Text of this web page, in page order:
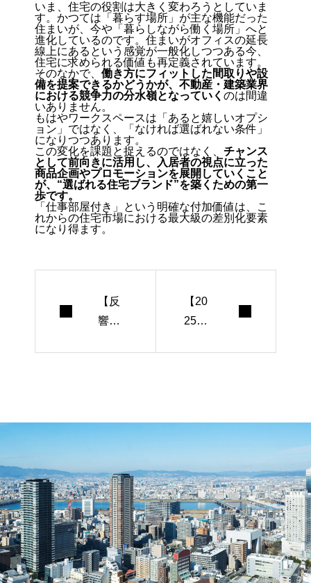
いま、住宅の役割は大きく変わろうとしていま
す。かつては「暮らす場所」が主な機能だった
住まいが、今や「暮らしながら働く場所」へと
進化しているのです。住まいがオフィスの延長
線上にあるという感覚が一般化しつつある今、
住宅に求められる価値も再定義されています。
そのなかで、 働き方にフィットした間取りや設
備を提案できるかどうかが、不動産・建築業界
における競争力の分水嶺となっていく のは間違
いありません。
もはやワークスペースは「あると嬉しいオプシ
ョン」ではなく、「なければ選ばれない条件」
になりつつあります。
この変化を課題と捉えるのではなく、 チャンス
として前向きに活用し、入居者の視点に立った
商品企画やプロモーションを展開していくこと
が、“選ばれる住宅ブランド”を築くための第一
歩です。
「仕事部屋付き」という明確な付加価値は、こ
れからの住宅市場における最大級の差別化要素
になり得ます。
【反
響⚪︎
と改
善策
を徹
底解
説！
【20
25年
の成
功戦
略を
徹底
解説